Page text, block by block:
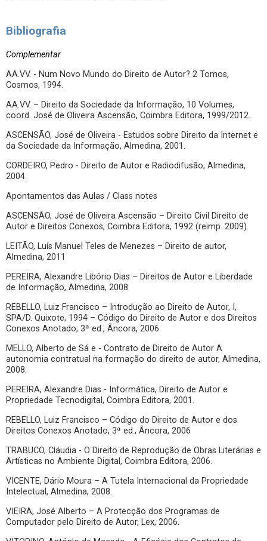
Bibliografia
Complementar
AA.VV. - Num Novo Mundo do Direito de Autor? 2 Tomos,
Cosmos, 1994.
AA.VV. – Direito da Sociedade da Informação, 10 Volumes,
coord. José de Oliveira Ascensão, Coimbra Editora, 1999/2012.
ASCENSÃO, José de Oliveira - Estudos sobre Direito da Internet e
da Sociedade da Informação, Almedina, 2001.
CORDEIRO, Pedro - Direito de Autor e Radiodifusão, Almedina,
2004.
Apontamentos das Aulas / Class notes
ASCENSÃO, José de Oliveira Ascensão – Direito Civil Direito de
Autor e Direitos Conexos, Coimbra Editora, 1992 (reimp. 2009).
LEITÃO, Luís Manuel Teles de Menezes – Direito de autor,
Almedina, 2011
PEREIRA, Alexandre Libório Dias – Direitos de Autor e Liberdade
de Informação, Almedina, 2008
REBELLO, Luiz Francisco – Introdução ao Direito de Autor, I,
SPA/D. Quixote, 1994 – Código do Direito de Autor e dos Direitos
Conexos Anotado, 3ª ed., Âncora, 2006
MELLO, Alberto de Sá e - Contrato de Direito de Autor A
autonomia contratual na formação do direito de autor, Almedina,
2008.
PEREIRA, Alexandre Dias - Informática, Direito de Autor e
Propriedade Tecnodigital, Coimbra Editora, 2001.
REBELLO, Luiz Francisco – Código do Direito de Autor e dos
Direitos Conexos Anotado, 3ª ed., Âncora, 2006
TRABUCO, Cláudia - O Direito de Reprodução de Obras Literárias e
Artísticas no Ambiente Digital, Coimbra Editora, 2006.
VICENTE, Dário Moura – A Tutela Internacional da Propriedade
Intelectual, Almedina, 2008.
VIEIRA, José Alberto – A Protecção dos Programas de
Computador pelo Direito de Autor, Lex, 2006.